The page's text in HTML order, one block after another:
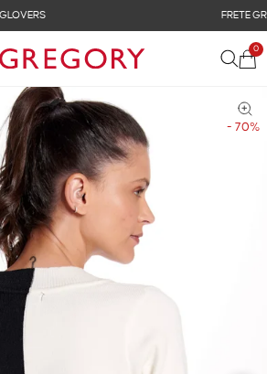
NAS COMPRAS ACIMA DE R$ 899
0
- 70%